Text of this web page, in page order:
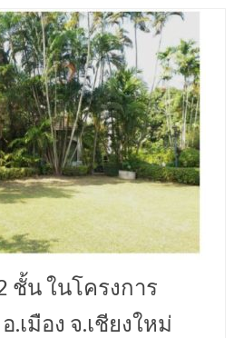
ชั้น ในโครงการ
เมือง จ.เชียงใหม่